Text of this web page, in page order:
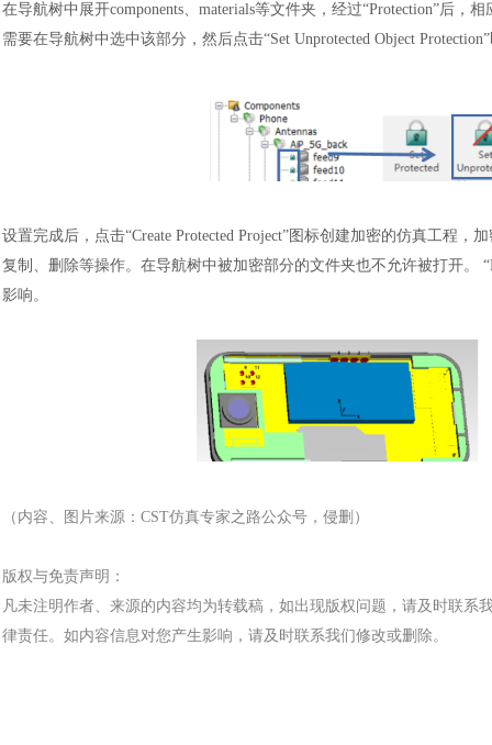
在导航树中展开components、materials等文件夹，经过“Protection”后
需要在导航树中选中该部分，然后点击“Set Unprotected Object
设置完成后，点击“Create Protected Project”图标创建加密的仿真工程
复制、删除等操作。在导航树中被加密部分的文件夹也不允许被打开。
影响。
（内容、图片来源： CST仿真专家之路公众号，侵删）
版权与免责声明：
凡未注明作者、来源的内容均为转载稿，如出现版权问题，请及时联
律责任。如内容信息对您产生影响，请及时联系我们修改或删除。